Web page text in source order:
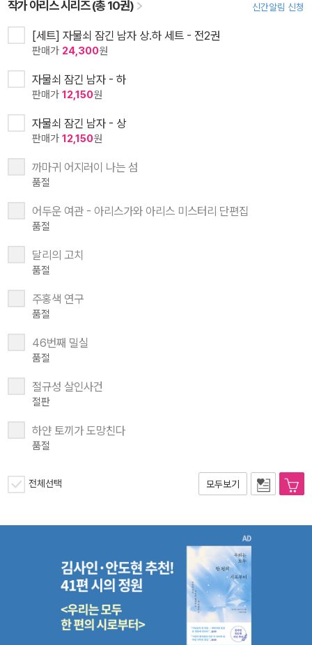
작가 아리스 시리즈 (총 10권) 신간알림 신청
[세트] 자물쇠 잠긴 남자 상.하 세트 - 전2권
판매가 24,300원
자물쇠 잠긴 남자 - 하
판매가 12,150원
자물쇠 잠긴 남자 - 상
판매가 12,150원
까마귀 어지러이 나는 섬
품절
어두운 여관 - 아리스가와 아리스 미스터리 단편집
품절
달리의 고치
품절
주홍색 연구
품절
46번째 밀실
품절
절규성 살인사건
절판
하얀 토끼가 도망친다
품절
전체선택 모두보기